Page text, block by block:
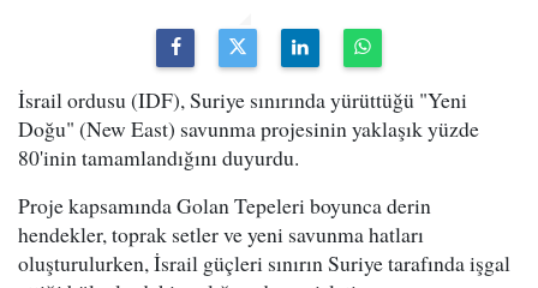
İsrail ordusu (IDF), Suriye sınırında yürüttüğü "Yeni
Doğu" (New East) savunma projesinin yaklaşık yüzde
80'inin tamamlandığını duyurdu.
Proje kapsamında Golan Tepeleri boyunca derin
hendekler, toprak setler ve yeni savunma hatları
oluşturulurken, İsrail güçleri sınırın Suriye tarafında işgal